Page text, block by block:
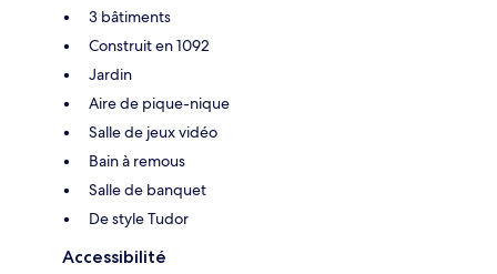
3 bâtiments
Construit en 1092
Jardin
Aire de pique-nique
Salle de jeux vidéo
Bain à remous
Salle de banquet
De style Tudor
Accessibilité